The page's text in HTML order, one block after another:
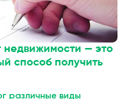
недвижимости — это
способ получить
различные виды